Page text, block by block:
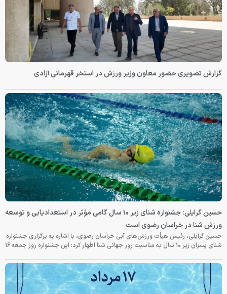
گزارش تصویری حضور معاون وزیر ورزش در استخر قهرمانی آزادی
حسین گرایلی: جشنواره شنای زیر ۱۰ سال گامی مؤثر در استعدادیابی و توسعه
ورزش شنا در خراسان رضوی است
حسین گرایلی، رئیس هیأت ورزش‌های آبی خراسان رضوی، با اشاره به برگزاری جشنواره
شنای پسران زیر ۱۰ سال به مناسبت روز جهانی شنا اظهار کرد: این جشنواره روز جمعه‌ ۱۶